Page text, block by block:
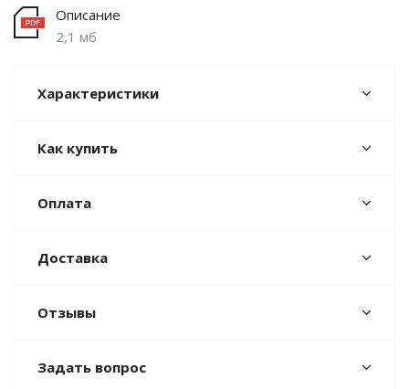
Описание
2,1 мб
Характеристики
Как купить
Оплата
Доставка
Отзывы
Задать вопрос